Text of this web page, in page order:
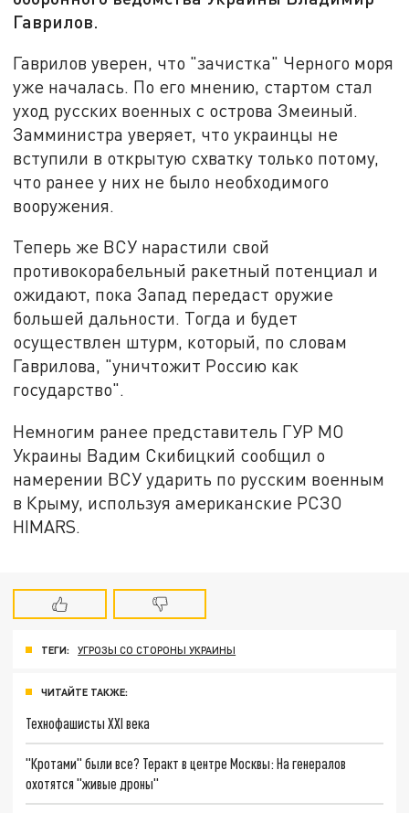
Гаврилов.
Гаврилов уверен, что "зачистка" Черного моря
уже началась. По его мнению, стартом стал
уход русских военных с острова Змеиный.
Замминистра уверяет, что украинцы не
вступили в открытую схватку только потому,
что ранее у них не было необходимого
вооружения.
Теперь же ВСУ нарастили свой
противокорабельный ракетный потенциал и
ожидают, пока Запад передаст оружие
большей дальности. Тогда и будет
осуществлен штурм, который, по словам
Гаврилова, "уничтожит Россию как
государство".
Немногим ранее представитель ГУР МО
Украины Вадим Скибицкий сообщил о
намерении ВСУ ударить по русским военным
в Крыму, используя американские РСЗО
HIMARS.
ТЕГИ: УГРОЗЫ СО СТОРОНЫ УКРАИНЫ
ЧИТАЙТЕ ТАКЖЕ:
Технофашисты XXI века
"Кротами" были все? Теракт в центре Москвы: На генералов
охотятся "живые дроны"